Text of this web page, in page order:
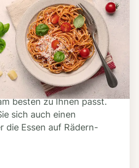
finden
große Mahlzeiten-
um herauszufinden,
es in Ihrer Region gibt
besten zu Ihnen passt.
sich auch einen
die Essen auf Rädern-